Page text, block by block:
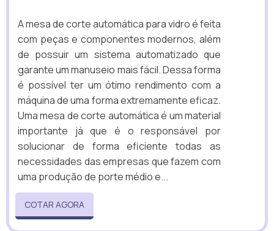
A mesa de corte automática para vidro é feita
com peças e componentes modernos, além
de possuir um sistema automatizado que
garante um manuseio mais fácil. Dessa forma
é possível ter um ótimo rendimento com a
máquina de uma forma extremamente eficaz.
Uma mesa de corte automática é um material
importante já que é o responsável por
solucionar de forma eficiente todas as
necessidades das empresas que fazem com
uma produção de porte médio e...
COTAR AGORA